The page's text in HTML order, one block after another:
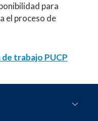
para
el proceso de
de trabajo PUCP